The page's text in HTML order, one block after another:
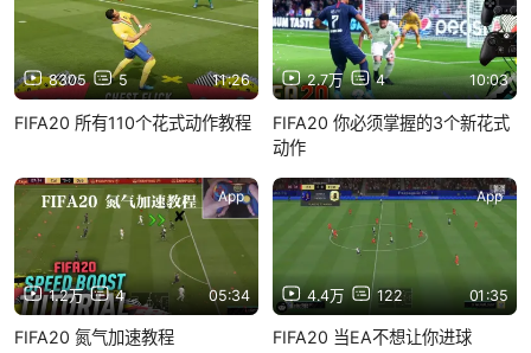
8305 5 11:26
FIFA20 所有110个花式动作教程
2.7万 4 10:03
FIFA20 你必须掌握的3个新花式
动作
1.2万 4 05:34
App
FIFA20 氮气加速教程
4.4万 122 01:35
App
FIFA20 当EA不想让你进球